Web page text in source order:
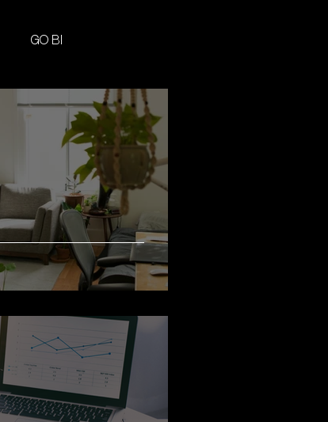
GO BI